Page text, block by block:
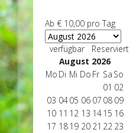
Ab € 10,00 pro Tag
verfügbar Reserviert
August 2026
Mo Di Mi Do Fr Sa So
01 02
03 0405 06 07 08 09
10 11 12 13 1415 16
17 1819 20 21 22 23